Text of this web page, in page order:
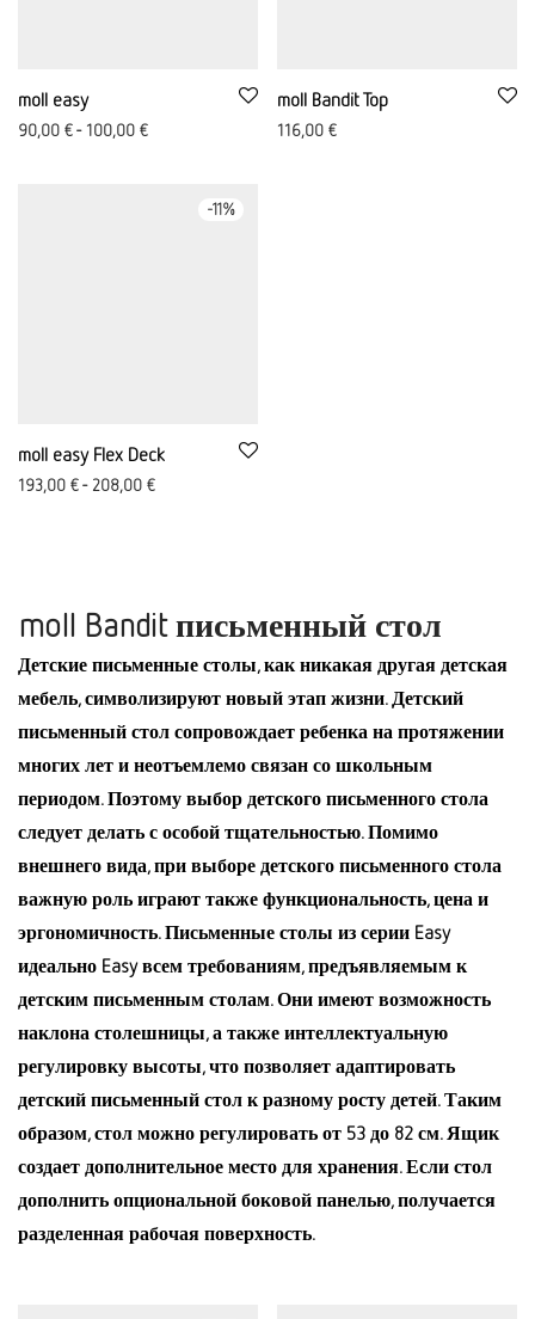
moll easy
90,00 €- 100,00 €
moll Bandit Top
116,00 €
-11%
moll easy Flex Deck
193,00 €- 208,00 €
moll Bandit письменный стол
Детские письменные столы, как никакая другая детская
мебель, символизируют новый этап жизни. Детский
письменный стол сопровождает ребенка на протяжении
многих лет и неотъемлемо связан со школьным
периодом. Поэтому выбор детского письменного стола
следует делать с особой тщательностью. Помимо
внешнего вида, при выборе детского письменного стола
важную роль играют также функциональность, цена и
эргономичность. Письменные столы из серии Easy
идеально Easy всем требованиям, предъявляемым к
детским письменным столам. Они имеют возможность
наклона столешницы, а также интеллектуальную
регулировку высоты, что позволяет адаптировать
детский письменный стол к разному росту детей. Таким
образом, стол можно регулировать от 53 до 82 см. Ящик
создает дополнительное место для хранения. Если стол
дополнить опциональной боковой панелью, получается
разделенная рабочая поверхность.